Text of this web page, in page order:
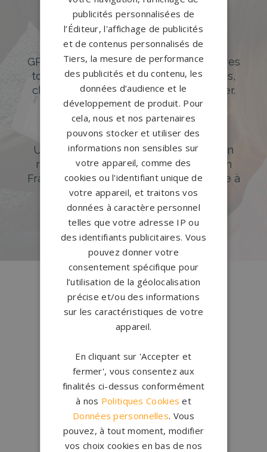
Des pierres tombales uniques et
originales
GPG Granit offre un large choix de pierres
tombales en granit de styles modernes,
classiques ou originales à personnaliser.
DÉCOUVREZ NOTRE CATALOGUE
Accompagnement sur-mesure
Un accompagnement sur mesure et un
réseau de 1200 partenaires partout en
France. Personnalisation avancée grâce à
notre configurateur 3D en ligne.
PERSONNALISEZ VOTRE MONUMENT
Conceptionfrançaise
Qui sommes-nous ?
Créationssur-mesure
1.200 partenairesen France
Nos partenaires
Large choix degranits et de
coloris
publicités personnalisées de
l’Éditeur, l'affichage de publicités
et de contenus personnalisés de
Tiers, la mesure de performance
des publicités et du contenu, les
données d’audience et le
développement de produit. Pour
cela, nous et nos partenaires
pouvons stocker et utiliser des
informations non sensibles sur
votre appareil, comme des
cookies ou l'identifiant unique de
votre appareil, et traitons vos
données à caractère personnel
telles que votre adresse IP ou
des identifiants publicitaires. Vous
pouvez donner votre
consentement spécifique pour
l’utilisation de la géolocalisation
précise et/ou des informations
sur les caractéristiques de votre
appareil.
En cliquant sur 'Accepter et
fermer', vous consentez aux
finalités ci-dessus conformément
à nos Politiques Cookies et
Données personnelles. Vous
pouvez, à tout moment, modifier
vos choix cookies en bas de nos